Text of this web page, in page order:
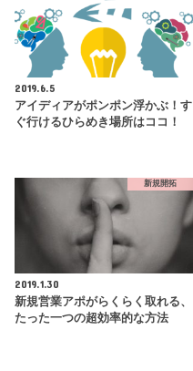
2019.6.5
アイディアがポンポン浮かぶ！す
ぐ行けるひらめき場所はココ！
新規開拓
2019.1.30
新規営業アポがらくらく取れる、
たった一つの超効率的な方法